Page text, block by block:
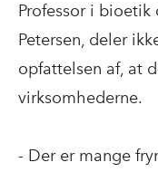
Professor i
Petersen, deler
opfattelsen af, at
virksomhederne.
- Der er mange